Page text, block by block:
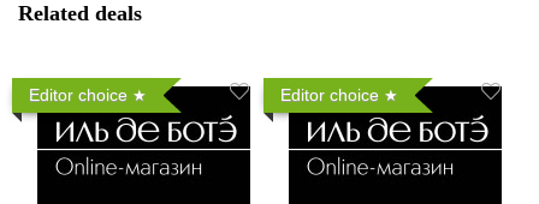
Related deals
Editor choice Editor choice